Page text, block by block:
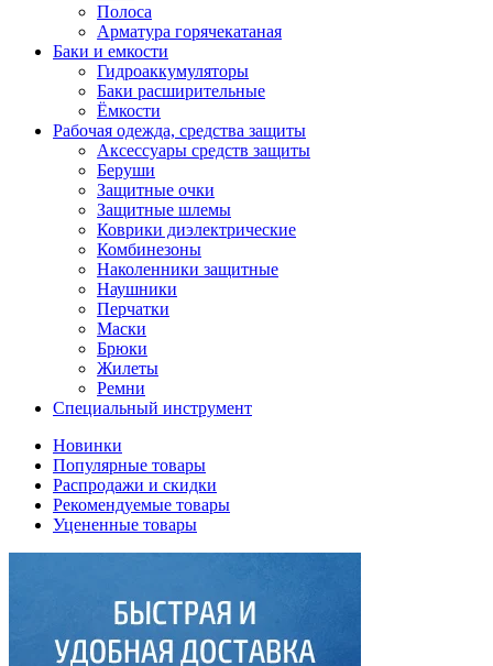
Полоса
Арматура горячекатаная
Баки и емкости
Гидроаккумуляторы
Баки расширительные
Ёмкости
Рабочая одежда, средства защиты
Аксессуары средств защиты
Беруши
Защитные очки
Защитные шлемы
Коврики диэлектрические
Комбинезоны
Наколенники защитные
Наушники
Перчатки
Маски
Брюки
Жилеты
Ремни
Специальный инструмент
Новинки
Популярные товары
Распродажи и скидки
Рекомендуемые товары
Уцененные товары